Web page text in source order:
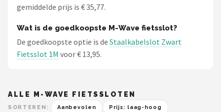
gemiddelde prijs is € 35,77.
Wat is de goedkoopste M-Wave fietsslot?
De goedkoopste optie is de Staalkabelslot Zwart
Fietsslot 1M voor € 13,95.
ALLE M-WAVE FIETSSLOTEN
SORTEREN: Aanbevolen Prijs: laag-hoog